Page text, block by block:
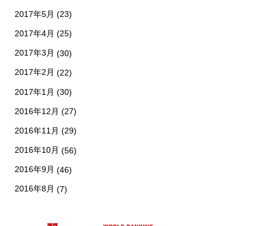
2017年5月 (23)
2017年4月 (25)
2017年3月 (30)
2017年2月 (22)
2017年1月 (30)
2016年12月 (27)
2016年11月 (29)
2016年10月 (56)
2016年9月 (46)
2016年8月 (7)